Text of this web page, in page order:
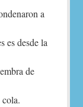
a
es desde la
de